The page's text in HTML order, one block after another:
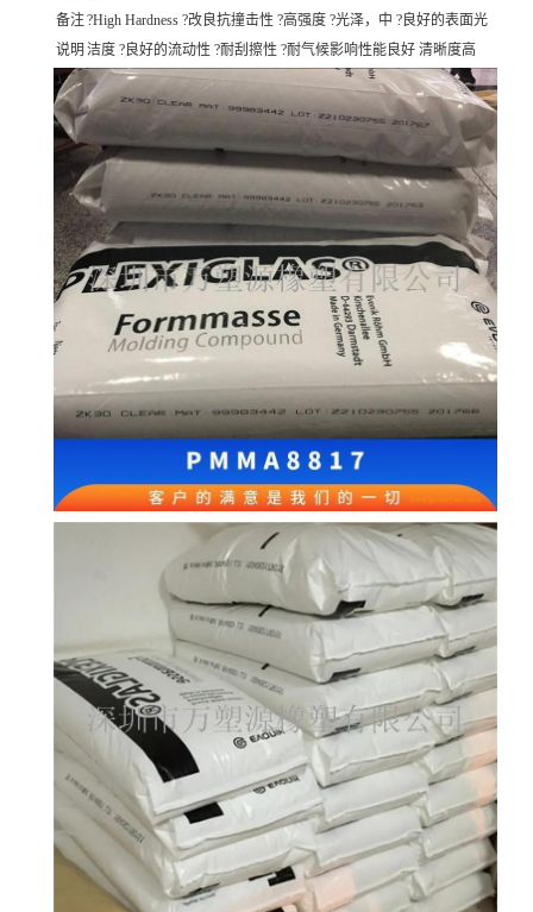
备注
说明
?High Hardness ?改良抗撞击性 ?高强度 ?光泽，中 ?良好的表面光
洁度 ?良好的流动性 ?耐刮擦性 ?耐气候影响性能良好 清晰度高